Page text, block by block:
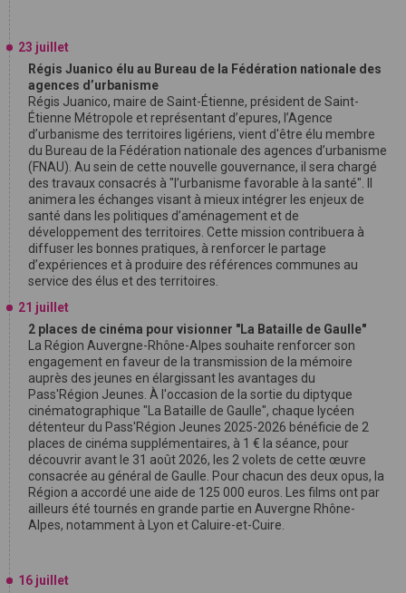
23 juillet
Régis Juanico élu au Bureau de la Fédération nationale des
agences d’urbanisme
Régis Juanico, maire de Saint-Étienne, président de Saint-
Étienne Métropole et représentant d’epures, l’Agence
d’urbanisme des territoires ligériens, vient d'être élu membre
du Bureau de la Fédération nationale des agences d’urbanisme
(FNAU). Au sein de cette nouvelle gouvernance, il sera chargé
des travaux consacrés à "l’urbanisme favorable à la santé". Il
animera les échanges visant à mieux intégrer les enjeux de
santé dans les politiques d’aménagement et de
développement des territoires. Cette mission contribuera à
diffuser les bonnes pratiques, à renforcer le partage
d’expériences et à produire des références communes au
service des élus et des territoires.
21 juillet
2 places de cinéma pour visionner "La Bataille de Gaulle"
La Région Auvergne-Rhône-Alpes souhaite renforcer son
engagement en faveur de la transmission de la mémoire
auprès des jeunes en élargissant les avantages du
Pass'Région Jeunes. À l'occasion de la sortie du diptyque
cinématographique "La Bataille de Gaulle", chaque lycéen
détenteur du Pass'Région Jeunes 2025-2026 bénéficie de 2
places de cinéma supplémentaires, à 1 € la séance, pour
découvrir avant le 31 août 2026, les 2 volets de cette œuvre
consacrée au général de Gaulle. Pour chacun des deux opus, la
Région a accordé une aide de 125 000 euros. Les films ont par
ailleurs été tournés en grande partie en Auvergne Rhône-
Alpes, notamment à Lyon et Caluire-et-Cuire.
16 juillet